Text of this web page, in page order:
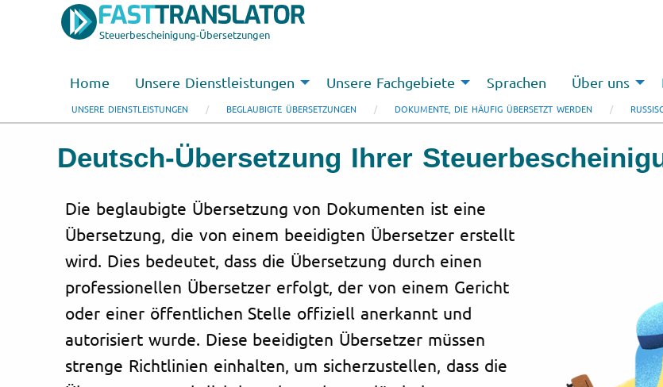
Steuerbescheinigung-Übersetzungen
Home Unsere Dienstleistungen Unsere Fachgebiete Sprachen Über uns
UNSERE DIENSTLEISTUNGEN BEGLAUBIGTE ÜBERSETZUNGEN DOKUMENTE, DIE HÄUFIG ÜBERSETZT WERDEN
Deutsch-Übersetzung Ihrer
Die beglaubigte Übersetzung von Dokumenten ist eine
Übersetzung, die von einem beeidigten Übersetzer erstellt
wird. Dies bedeutet, dass die Übersetzung durch einen
professionellen Übersetzer erfolgt, der von einem Gericht
oder einer öffentlichen Stelle offiziell anerkannt und
autorisiert wurde. Diese beeidigten Übersetzer müssen
strenge Richtlinien einhalten, um sicherzustellen, dass die